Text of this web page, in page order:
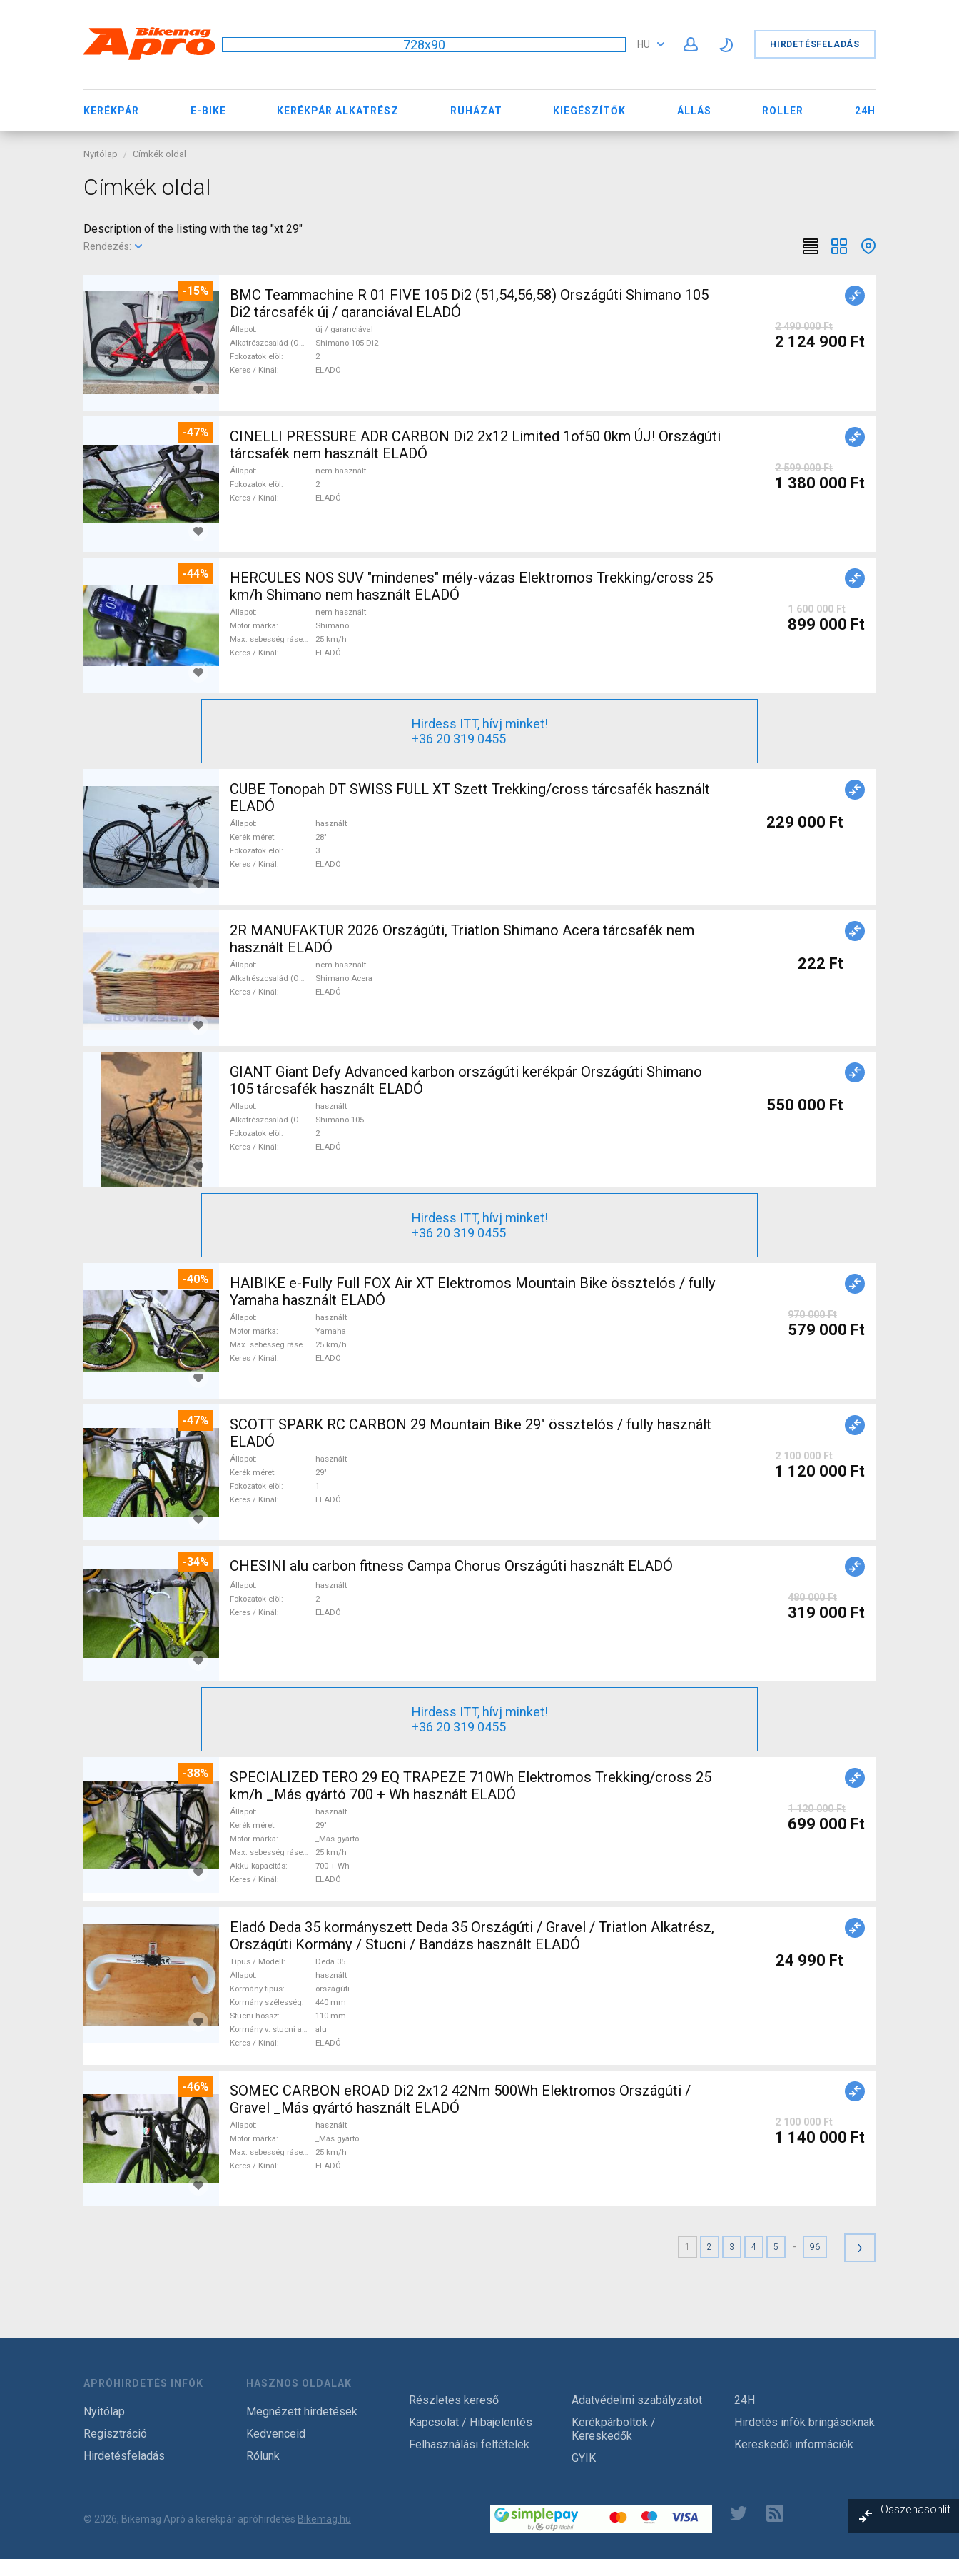
728x90 HU HIRDETÉSFELADÁS
KERÉKPÁR E-BIKE KERÉKPÁR ALKATRÉSZ RUHÁZAT KIEGÉSZÍTŐK ÁLLÁS ROLLER 24H
Nyitólap Címkék oldal
Címkék oldal
Description of the listing with the tag "xt 29"
Rendezés:
-15%
BMC Teammachine R 01 FIVE 105 Di2 (51,54,56,58) Országúti Shimano 105
Di2 tárcsafék új / garanciával ELADÓ
Állapot
új / garanciával
Alkatrészcsalád (Outi)
Shimano 105 Di2
Fokozatok elöl
2
Keres / Kínál
ELADÓ
2 490 000 Ft
2 124 900 Ft
-47%
CINELLI PRESSURE ADR CARBON Di2 2x12 Limited 1of50 0km ÚJ! Országúti
tárcsafék nem használt ELADÓ
Állapot
nem használt
Fokozatok elöl
2
Keres / Kínál
ELADÓ
2 599 000 Ft
1 380 000 Ft
-44%
HERCULES NOS SUV "mindenes" mély-vázas Elektromos Trekking/cross 25
km/h Shimano nem használt ELADÓ
Állapot
nem használt
Motor márka
Shimano
Max. sebesség rásegítéssel
25 km/h
Keres / Kínál
ELADÓ
1 600 000 Ft
899 000 Ft
Hirdess ITT, hívj minket!
+36 20 319 0455
CUBE Tonopah DT SWISS FULL XT Szett Trekking/cross tárcsafék használt
ELADÓ
Állapot
használt
Kerék méret
28"
Fokozatok elöl
3
Keres / Kínál
ELADÓ
229 000 Ft
2R MANUFAKTUR 2026 Országúti, Triatlon Shimano Acera tárcsafék nem
használt ELADÓ
Állapot
nem használt
Alkatrészcsalád (Outi)
Shimano Acera
Keres / Kínál
ELADÓ
222 Ft
GIANT Giant Defy Advanced karbon országúti kerékpár Országúti Shimano
105 tárcsafék használt ELADÓ
Állapot
használt
Alkatrészcsalád (Outi)
Shimano 105
Fokozatok elöl
2
Keres / Kínál
ELADÓ
550 000 Ft
Hirdess ITT, hívj minket!
+36 20 319 0455
-40%
HAIBIKE e-Fully Full FOX Air XT Elektromos Mountain Bike össztelós / fully
Yamaha használt ELADÓ
Állapot
használt
Motor márka
Yamaha
Max. sebesség rásegítéssel
25 km/h
Keres / Kínál
ELADÓ
970 000 Ft
579 000 Ft
-47%
SCOTT SPARK RC CARBON 29 Mountain Bike 29" össztelós / fully használt
ELADÓ
Állapot
használt
Kerék méret
29"
Fokozatok elöl
1
Keres / Kínál
ELADÓ
2 100 000 Ft
1 120 000 Ft
-34% CHESINI alu carbon fitness Campa Chorus Országúti használt ELADÓ
Állapot
használt
Fokozatok elöl
2
Keres / Kínál
ELADÓ
480 000 Ft
319 000 Ft
Hirdess ITT, hívj minket!
+36 20 319 0455
-38%
SPECIALIZED TERO 29 EQ TRAPEZE 710Wh Elektromos Trekking/cross 25
km/h _Más gyártó 700 + Wh használt ELADÓ
Állapot
használt
Kerék méret
29"
Motor márka
_Más gyártó
Max. sebesség rásegítéssel
25 km/h
Akku kapacitás
700 + Wh
Keres / Kínál
ELADÓ
1 120 000 Ft
699 000 Ft
Eladó Deda 35 kormányszett Deda 35 Országúti / Gravel / Triatlon Alkatrész,
Országúti Kormány / Stucni / Bandázs használt ELADÓ
Típus / Modell
Deda 35
Állapot
használt
Kormány típus
országúti
Kormány szélesség
440 mm
Stucni hossz
110 mm
Kormány v. stucni anyaga
alu
Keres / Kínál
ELADÓ
24 990 Ft
-46%
SOMEC CARBON eROAD Di2 2x12 42Nm 500Wh Elektromos Országúti /
Gravel _Más gyártó használt ELADÓ
Állapot
használt
Motor márka
_Más gyártó
Max. sebesség rásegítéssel
25 km/h
Keres / Kínál
ELADÓ
2 100 000 Ft
1 140 000 Ft
1 2 3 4 5 - 96 ›
APRÓHIRDETÉS INFÓK
Nyitólap
Regisztráció
Hirdetésfeladás
HASZNOS OLDALAK
Megnézett hirdetések
Kedvenceid
Rólunk
Részletes kereső
Kapcsolat / Hibajelentés
Felhasználási feltételek
Adatvédelmi szabályzatot
Kerékpárboltok /
Kereskedők
GYIK
24H
Hirdetés infók bringásoknak
Kereskedői információk
© 2026, Bikemag Apró a kerékpár apróhirdetés Bikemag.hu
Összehasonlít